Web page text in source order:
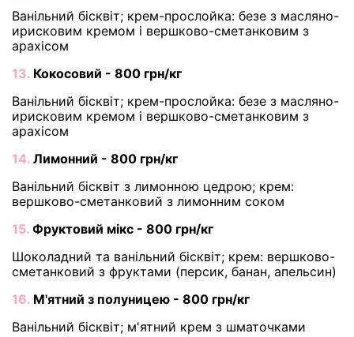
Ванільний бісквіт; крем-прослойка: безе з масляно-
ирисковим кремом і вершково-сметанковим з
арахісом
13. Кокосовий - 800 грн/кг
Ванільний бісквіт; крем-прослойка: безе з масляно-
ирисковим кремом і вершково-сметанковим з
арахісом
14. Лимонний - 800 грн/кг
Ванільний бісквіт з лимонною цедрою; крем:
вершково-сметанковий з лимонним соком
15. Фруктовий мікс - 800 грн/кг
Шоколадний та ванільний бісквіт; крем: вершково-
сметанковий з фруктами (персик, банан, апельсин)
16. М'ятний з полуницею - 800 грн/кг
Ванільний бісквіт; м'ятний крем з шматочками